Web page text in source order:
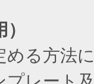
る方法